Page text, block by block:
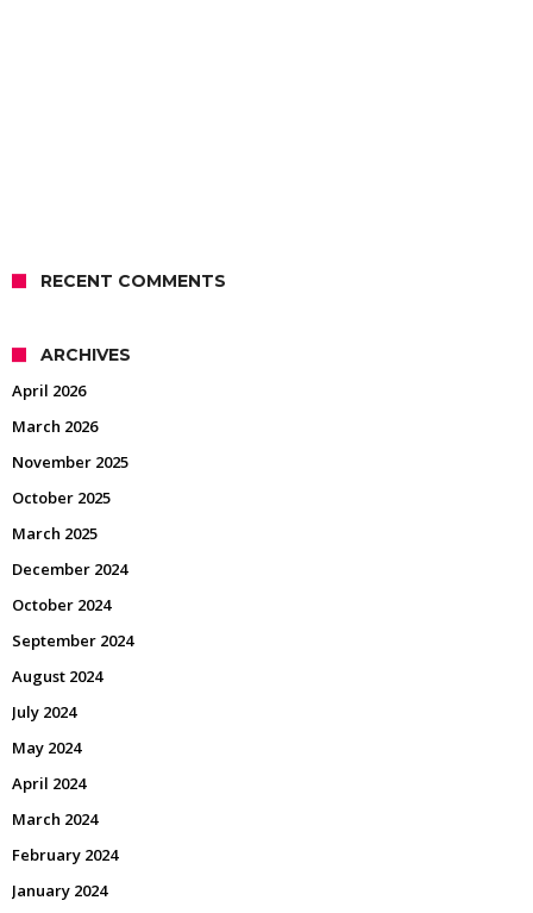
RECENT COMMENTS
ARCHIVES
April 2026
March 2026
November 2025
October 2025
March 2025
December 2024
October 2024
September 2024
August 2024
July 2024
May 2024
April 2024
March 2024
February 2024
January 2024